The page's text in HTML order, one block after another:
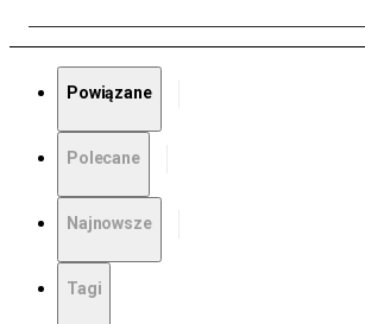
Powiązane
Polecane
Najnowsze
Tagi